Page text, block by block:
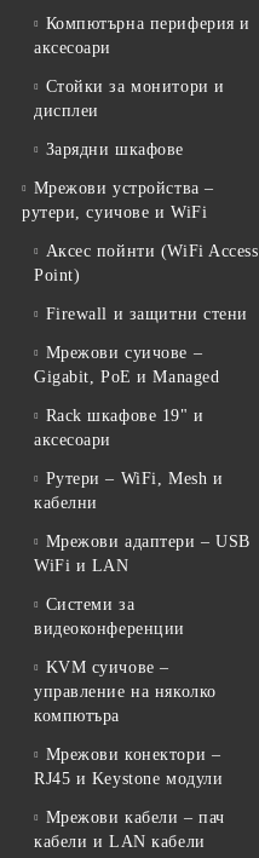
Компютърна периферия и
аксесоари
Стойки за монитори и
дисплеи
Зарядни шкафове
Мрежови устройства –
рутери, суичове и WiFi
Аксес пойнти (WiFi Access
Point)
Firewall и защитни стени
Мрежови суичове –
Gigabit, PoE и Managed
Rack шкафове 19" и
аксесоари
Рутери – WiFi, Mesh и
кабелни
Мрежови адаптери – USB
WiFi и LAN
Системи за
видеоконференции
KVM суичове –
управление на няколко
компютъра
Мрежови конектори –
RJ45 и Keystone модули
Мрежови кабели – пач
кабели и LAN кабели